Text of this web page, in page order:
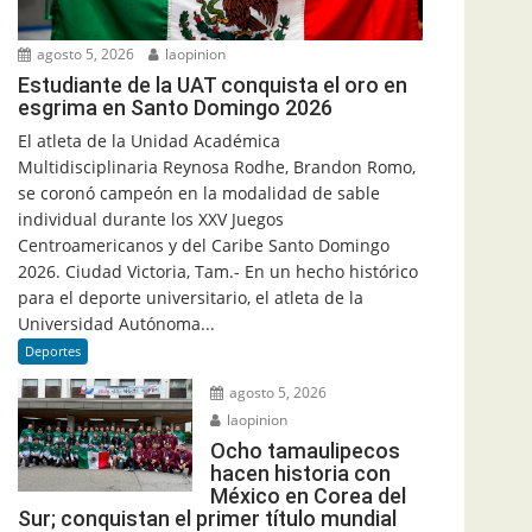
agosto 5, 2026 laopinion
Estudiante de la UAT conquista el oro en
esgrima en Santo Domingo 2026
El atleta de la Unidad Académica
Multidisciplinaria Reynosa Rodhe, Brandon Romo,
se coronó campeón en la modalidad de sable
individual durante los XXV Juegos
Centroamericanos y del Caribe Santo Domingo
2026. Ciudad Victoria, Tam.- En un hecho histórico
para el deporte universitario, el atleta de la
Universidad Autónoma...
Deportes
agosto 5, 2026
laopinion
Ocho tamaulipecos
hacen historia con
México en Corea del
Sur; conquistan el primer título mundial